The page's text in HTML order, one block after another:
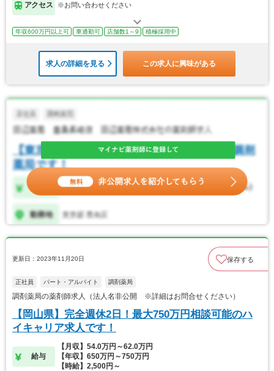
アクセス ※お問い合わせください
年収600万円以上可 車通勤可 店舗数1～9 積極採用中
求人の詳細を見る この求人に興味がある
更新日：2023年11月20日 保存する
正社員 パート・アルバイト 調剤薬局
調剤薬局の薬剤師求人（法人名非公開 ※詳細はお問合せください）
【岡山県】完全週休2日！最大750万円相談可能のハ
イキャリア求人です！
給与
【月収】54.0万円～62.0万円
【年収】650万円～750万円
【時給】2,500円～